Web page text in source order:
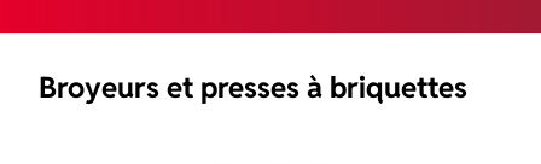
Manipulation, transport, stockage
Broyeurs et presses à briquettes